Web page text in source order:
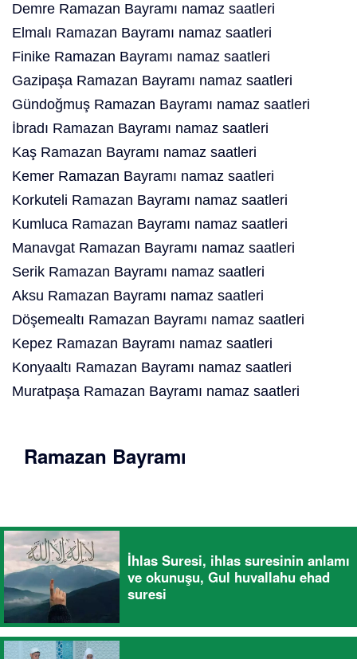
Demre Ramazan Bayramı namaz saatleri
Elmalı Ramazan Bayramı namaz saatleri
Finike Ramazan Bayramı namaz saatleri
Gazipaşa Ramazan Bayramı namaz saatleri
Gündoğmuş Ramazan Bayramı namaz saatleri
İbradı Ramazan Bayramı namaz saatleri
Kaş Ramazan Bayramı namaz saatleri
Kemer Ramazan Bayramı namaz saatleri
Korkuteli Ramazan Bayramı namaz saatleri
Kumluca Ramazan Bayramı namaz saatleri
Manavgat Ramazan Bayramı namaz saatleri
Serik Ramazan Bayramı namaz saatleri
Aksu Ramazan Bayramı namaz saatleri
Döşemealtı Ramazan Bayramı namaz saatleri
Kepez Ramazan Bayramı namaz saatleri
Konyaaltı Ramazan Bayramı namaz saatleri
Muratpaşa Ramazan Bayramı namaz saatleri
Ramazan Bayramı
İhlas Suresi, ihlas suresinin anlamı
ve okunuşu, Gul huvallahu ehad
suresi